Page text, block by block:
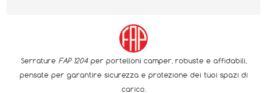
Serrature FAP 1204per portelloni camper, robuste e affidabili,
pensate per garantire sicurezza e protezione dei tuoi spazi di
carico.